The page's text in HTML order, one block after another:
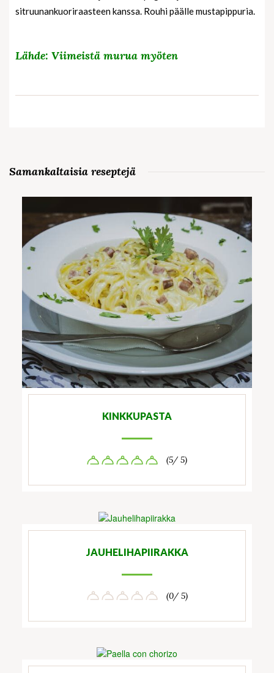
sitruunankuoriraasteen kanssa. Rouhi päälle mustapippuria.
Lähde: Viimeistä murua myöten
Samankaltaisia reseptejä
KINKKUPASTA
(5/ 5)
JAUHELIHAPIIRAKKA
(0/ 5)